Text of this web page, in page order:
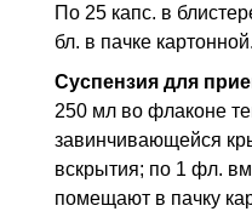
По 25 капс. в
бл. в пачке картонной.
Суспензия для
250 мл во флаконе
завинчивающейся
вскрытия; по 1 фл.
помещают в пачку